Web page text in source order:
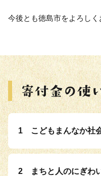
今後とも徳島市をよろしく
1 こどもまんなか社
2 まちと人のにぎわ